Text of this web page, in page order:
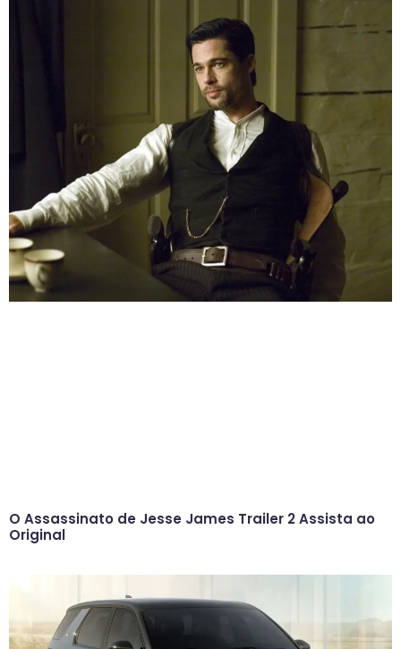
O Assassinato de Jesse James Trailer 2 Assista ao
Original